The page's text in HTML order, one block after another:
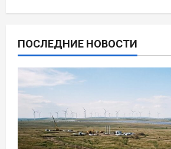
ПОСЛЕДНИЕ НОВОСТИ